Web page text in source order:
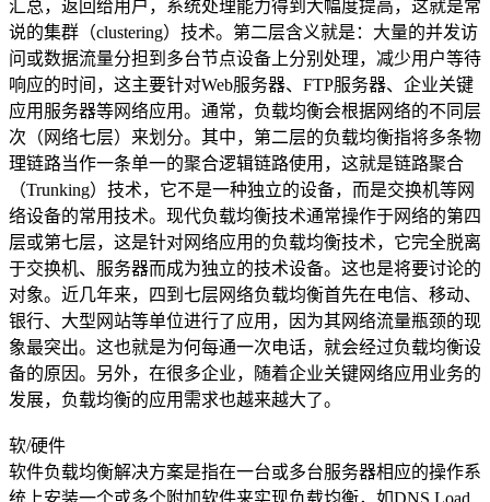
华南电信机房
深圳南山沙河机房
电信五星级标准建设
华南双线机房
深圳龙华清湖机房
FIL/CHIA/BZZ首选机房
深圳南山沙河机房
电信钻石五星级机房
深圳罗湖田心机房
海外机房
香港NTT机房
100G直连国际带宽
汇总，返回给用户，系统处理能力得到大幅度提高，这就是常
说的集群（clustering）技术。第二层含义就是：大量的并发访
问或数据流量分担到多台节点设备上分别处理，减少用户等待
响应的时间，这主要针对Web服务器、FTP服务器、企业关键
应用服务器等网络应用。通常，负载均衡会根据网络的不同层
次（网络七层）来划分。其中，第二层的负载均衡指将多条物
理链路当作一条单一的聚合逻辑链路使用，这就是链路聚合
（Trunking）技术，它不是一种独立的设备，而是交换机等网
络设备的常用技术。现代负载均衡技术通常操作于网络的第四
层或第七层，这是针对网络应用的负载均衡技术，它完全脱离
于交换机、服务器而成为独立的技术设备。这也是将要讨论的
对象。近几年来，四到七层网络负载均衡首先在电信、移动、
银行、大型网站等单位进行了应用，因为其网络流量瓶颈的现
象最突出。这也就是为何每通一次电话，就会经过负载均衡设
备的原因。另外，在很多企业，随着企业关键网络应用业务的
发展，负载均衡的应用需求也越来越大了。
软/硬件
软件负载均衡解决方案是指在一台或多台服务器相应的操作系